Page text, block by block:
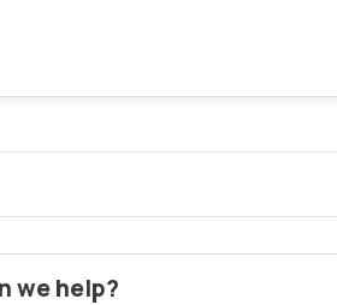
we help?